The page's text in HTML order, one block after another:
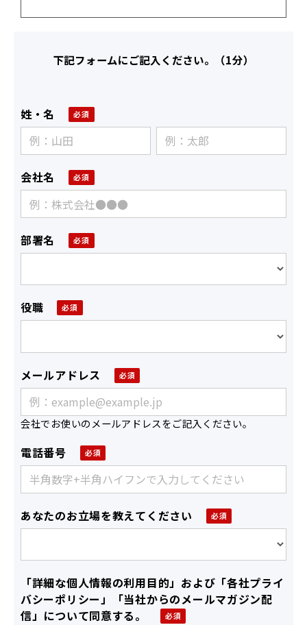
下記フォームにご記入ください。（1分）
姓・名
会社名
部署名
役職
メールアドレス
会社でお使いのメールアドレスをご記入ください。
電話番号
あなたのお立場を教えてください
「詳細な個人情報の利用目的」および「各社プライ
バシーポリシー」「当社からのメールマガジン配
信」について同意する。